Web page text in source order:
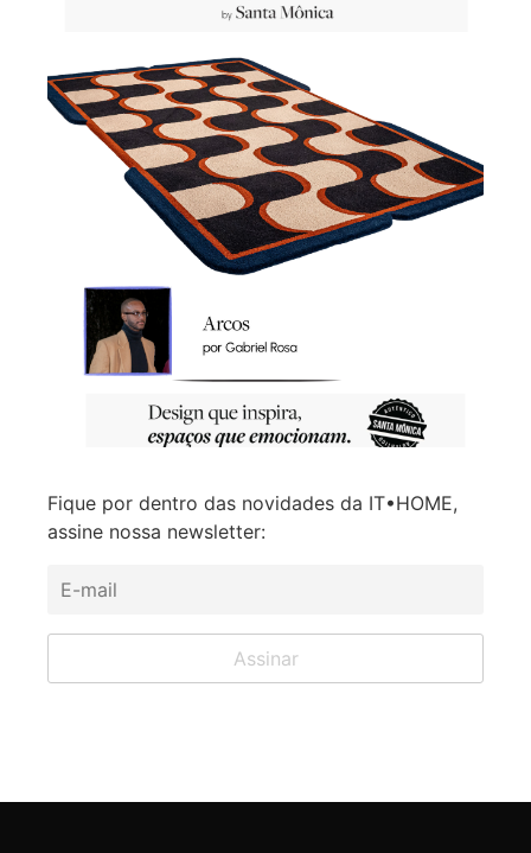
Fique por dentro das novidades da IT•HOME,
assine nossa newsletter: